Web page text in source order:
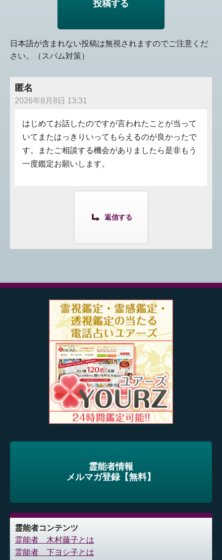
日本語が含まれない投稿は無視されますのでご注意くだ
さい。（スパム対策）
匿名
2026年8月8日 13:31
はじめてお話したのですが言われたことが当って
いてまたはっきりいってもらえるのが良かったで
す。またご相談する機会がありましたら是非もう
一度鑑定お願いします。
返信する
霊能者情報
メルマガ登録【無料】
霊能者コンテンツ
霊能者 木村藤子とは
霊能者 下ヨシ子とは